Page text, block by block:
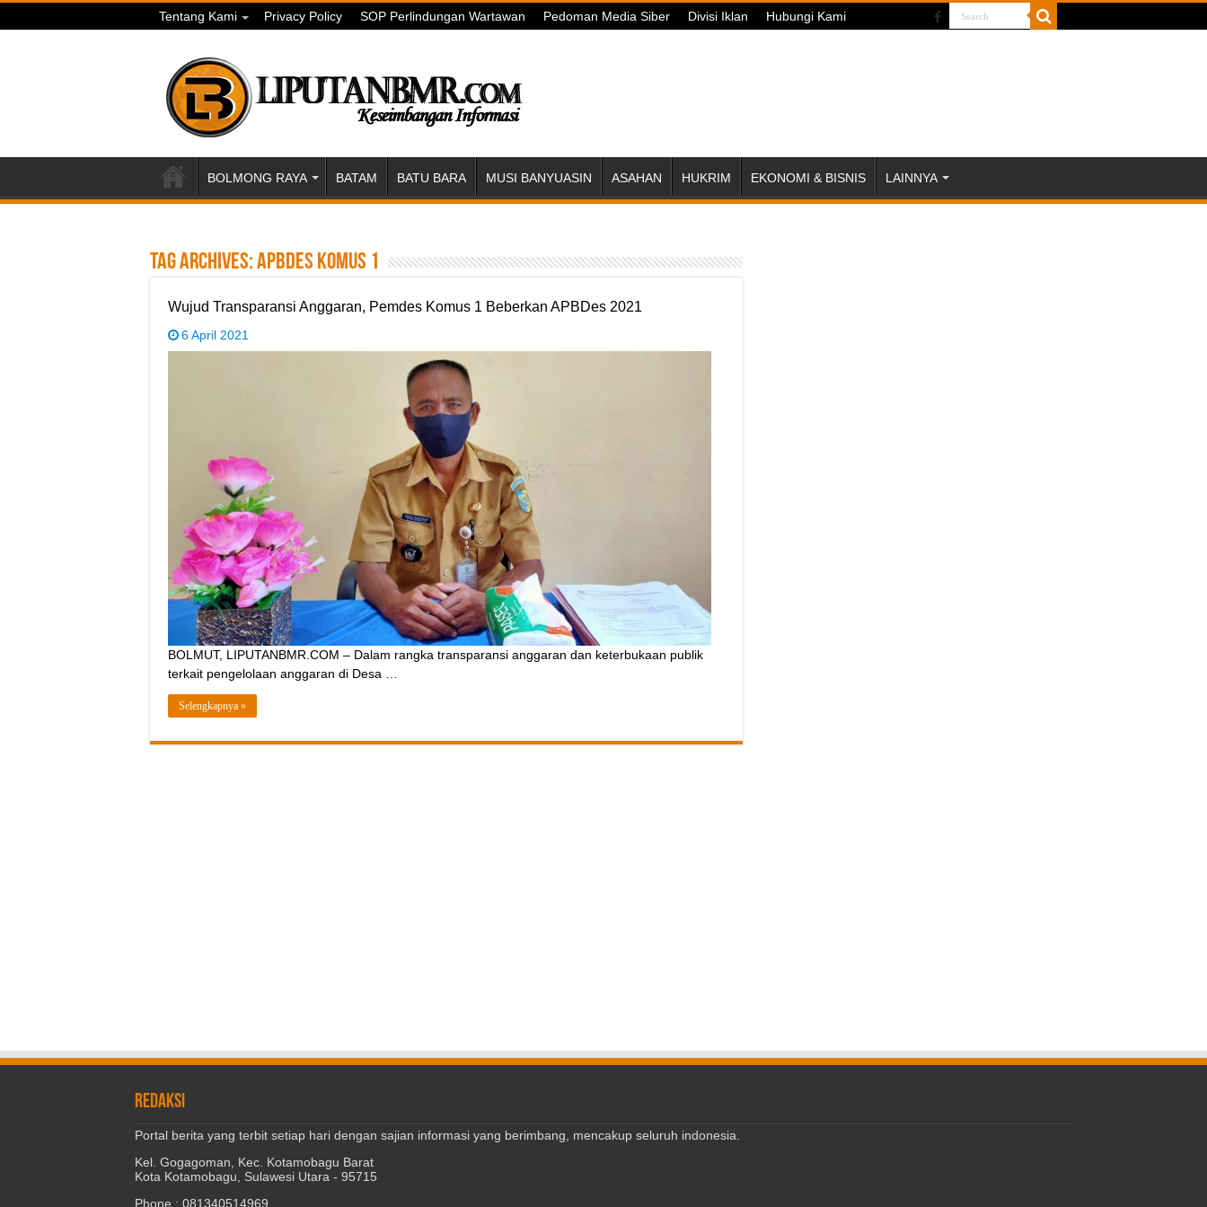
Tentang Kami Privacy Policy SOP Perlindungan Wartawan Pedoman Media Siber Divisi Iklan Hubungi Kami
BOLMONG RAYA BATAM BATU BARA MUSI BANYUASIN ASAHAN HUKRIM EKONOMI & BISNIS LAINNYA
Tag Archives:APBDes Komus 1
Wujud Transparansi Anggaran, Pemdes Komus 1 Beberkan APBDes 2021
6 April 2021
BOLMUT, LIPUTANBMR.COM – Dalam rangka transparansi anggaran dan keterbukaan publik
terkait pengelolaan anggaran di Desa …
Selengkapnya »
REDAKSI
Portal berita yang terbit setiap hari dengan sajian informasi yang berimbang, mencakup seluruh indonesia.
Kel. Gogagoman, Kec. Kotamobagu Barat
Kota Kotamobagu, Sulawesi Utara - 95715
Phone : 081340514969